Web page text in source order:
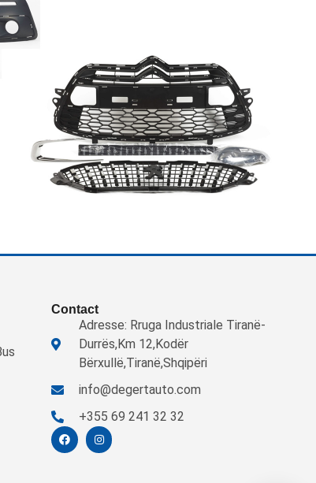
Contact
Adresse: Rruga Industriale Tiranë-
Durrës,Km 12,Kodër
Bërxullë,Tiranë,Shqipëri
info@degertauto.com
+355 69 241 32 32